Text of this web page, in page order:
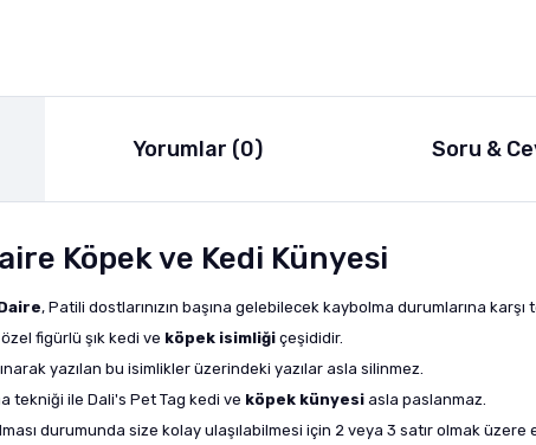
Yorumlar (0) Soru &
Köpek ve Kedi Künyesi
, Patili dostlarınızın başına gelebilecek kaybolma durumlarına
figürlü şık kedi ve köpek isimliği çeşididir.
yazılan bu isimlikler üzerindeki yazılar asla silinmez.
tekniği ile Dali's Pet Tag kedi ve köpek künyesi asla paslanmaz.
durumunda size kolay ulaşılabilmesi için 2 veya 3 satır olmak üzere